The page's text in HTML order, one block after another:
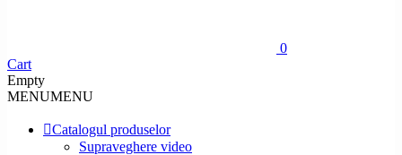
0
Cart
Empty
MENUMENU
Catalogul produselor
Supraveghere video